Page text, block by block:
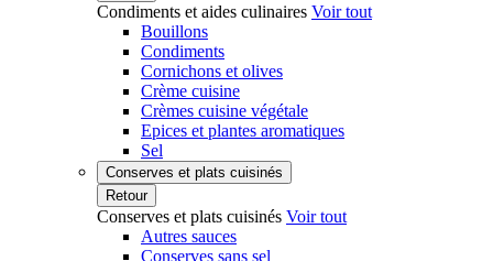
Condiments et aides culinaires Voir tout
Bouillons
Condiments
Cornichons et olives
Crème cuisine
Crèmes cuisine végétale
Epices et plantes aromatiques
Sel
Conserves et plats cuisinés
Retour
Conserves et plats cuisinés Voir tout
Autres sauces
Conserves sans sel